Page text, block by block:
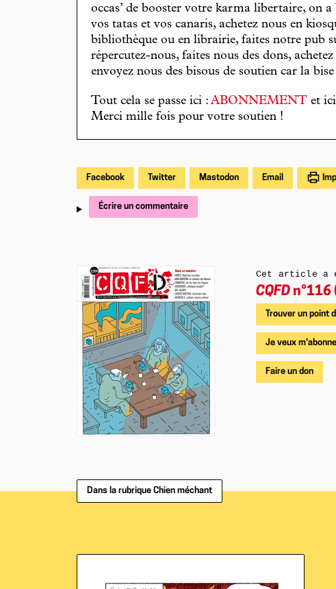
occas’ de booster votre karma libertaire, on
vos tatas et vos canaris, achetez nous en
bibliothèque ou en librairie, faites notre pub
répercutez-nous, faites nous des dons,
envoyez nous des bisous de soutien car la
Tout cela se passe ici : ABONNEMENT et
Merci mille fois pour votre soutien !
Facebook Twitter Mastodon Email
Écrire un commentaire
Cet article a
CQFD n°116
Trouver un point
Je veux
Faire un don
Dans la rubrique Chien méchant